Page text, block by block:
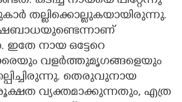
തല്ലിക്കൊല്ലുകയായിരുന്നു.
ഇതേ നായ ഒട്ടേറെ
വളർത്തുമൃഗങ്ങളെയും
തെരുവുനായ
രൂക്ഷത വ്യക്തമാക്കുന്നതും,​ എത്ര